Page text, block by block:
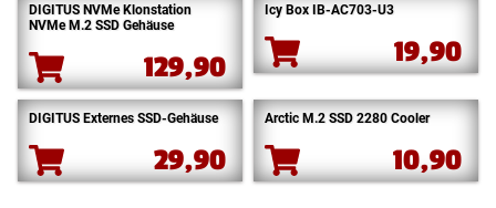
DIGITUS NVMe Klonstation
NVMe M.2 SSD Gehäuse
129,90
Icy Box IB-AC703-U3
19,90
DIGITUS Externes SSD-Gehäuse
29,90
Arctic M.2 SSD 2280 Cooler
10,90